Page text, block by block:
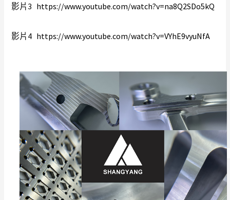
影片3 https://www.youtube.com/watch?v=na8Q2SDo5kQ
影片4 https://www.youtube.com/watch?v=VYhE9vyuNfA